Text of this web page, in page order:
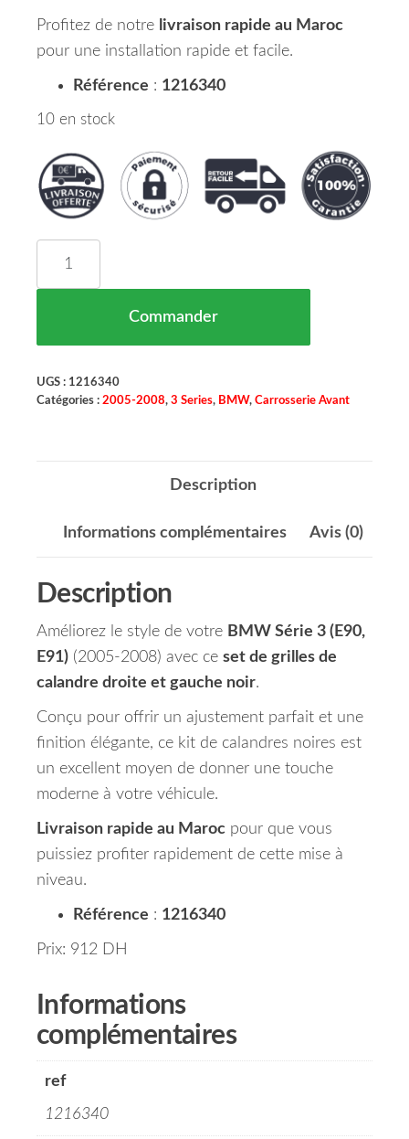
Profitez de notre livraison rapide au Maroc
pour une installation rapide et facile.
Référence : 1216340
10 en stock
Commander
UGS : 1216340
Catégories : 2005-2008, 3 Series, BMW, Carrosserie Avant
Description
Informations complémentaires Avis (0)
Description
Améliorez le style de votre BMW Série 3 (E90,
E91) (2005-2008) avec ce set de grilles de
calandre droite et gauche noir.
Conçu pour offrir un ajustement parfait et une
finition élégante, ce kit de calandres noires est
un excellent moyen de donner une touche
moderne à votre véhicule.
Livraison rapide au Maroc pour que vous
puissiez profiter rapidement de cette mise à
niveau.
Référence : 1216340
Prix: 912 DH
Informations
complémentaires
ref
1216340